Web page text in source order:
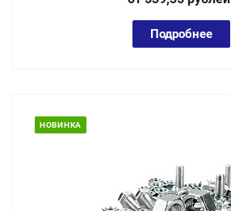
Подробнее
НОВИНКА